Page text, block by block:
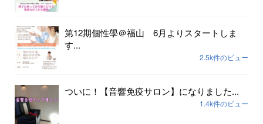
第12期個性學＠福山 6月よりスタートしま
す...
2.5k件のビュー
ついに！【音響免疫サロン】になりました...
1.4k件のビュー